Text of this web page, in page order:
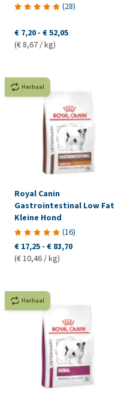
(28)
€ 7,20 - € 52,05
(€ 8,67 / kg)
Herhaal
Royal Canin
Gastrointestinal Low Fat
Kleine Hond
(16)
€ 17,25 - € 83,70
(€ 10,46 / kg)
Herhaal